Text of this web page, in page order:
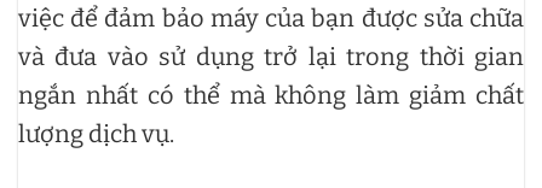
việc để đảm bảo máy của bạn được sửa chữa
và đưa vào sử dụng trở lại trong thời gian
ngắn nhất có thể mà không làm giảm chất
lượng dịch vụ.